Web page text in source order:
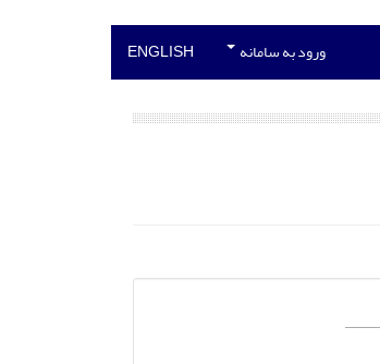
ورود به سامانه ENGLISH